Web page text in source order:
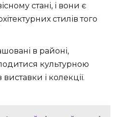
стані, і вони є
стилів того
в районі,
культурною
і колекції.